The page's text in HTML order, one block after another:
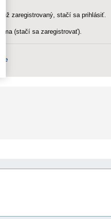
už zaregistrovaný, stačí sa prihlásiť.
(stačí sa zaregistrovať).